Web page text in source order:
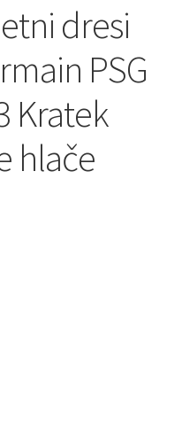
dresi
PSG
Kratek
hlače